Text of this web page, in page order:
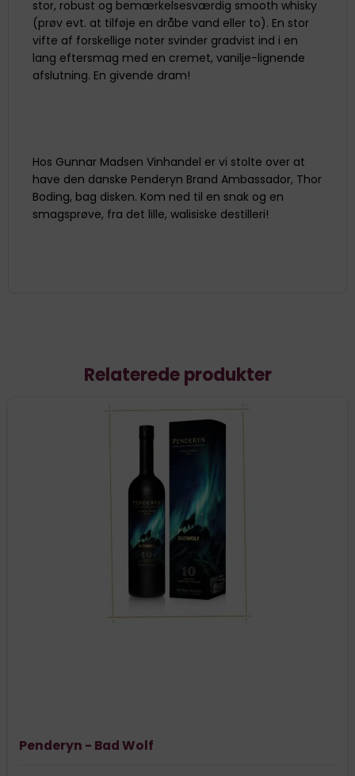
stor, robust og bemærkelsesværdig smooth whisky
(prøv evt. at tilføje en dråbe vand eller to). En stor
vifte af forskellige noter svinder gradvist ind i en
lang eftersmag med en cremet, vanilje-lignende
afslutning. En givende dram!
Hos Gunnar Madsen Vinhandel er vi stolte over at
have den danske Penderyn Brand Ambassador, Thor
Boding, bag disken. Kom ned til en snak og en
smagsprøve, fra det lille, walisiske destilleri!
Relaterede produkter
Penderyn - Bad Wolf